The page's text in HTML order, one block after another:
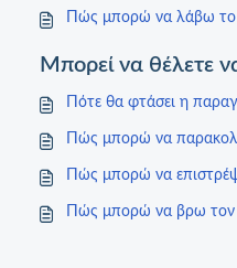
Πώς μπορώ να λάβω το
Μπορεί να θέλετε
Πότε θα φτάσει η
Πώς μπορώ να
Πώς μπορώ να
Πώς μπορώ να βρω τον